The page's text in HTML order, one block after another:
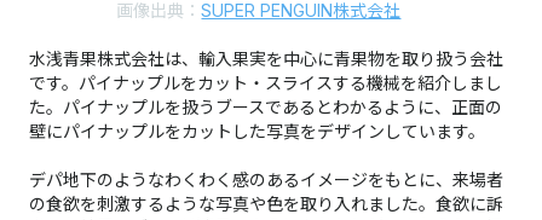
画像出典：SUPER PENGUIN株式会社
水浅青果株式会社は、輸入果実を中心に青果物を取り扱う会社
です。パイナップルをカット・スライスする機械を紹介しまし
た。パイナップルを扱うブースであるとわかるように、正面の
壁にパイナップルをカットした写真をデザインしています。
デパ地下のようなわくわく感のあるイメージをもとに、来場者
の食欲を刺激するような写真や色を取り入れました。食欲に訴